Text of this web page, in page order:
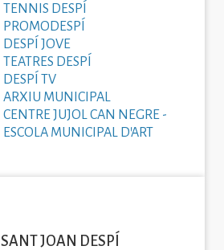
TENNIS DESPÍ
PROMODESPÍ
DESPÍ JOVE
TEATRES DESPÍ
DESPÍ TV
ARXIU MUNICIPAL
CENTRE JUJOL CAN NEGRE -
ESCOLA MUNICIPAL D'ART
SANT JOAN DESPÍ